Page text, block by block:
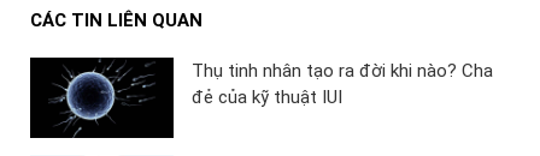
CÁC TIN LIÊN QUAN
Thụ tinh nhân tạo ra đời khi nào? Cha
đẻ của kỹ thuật IUI